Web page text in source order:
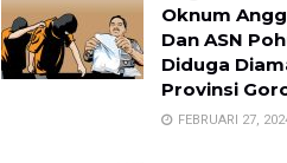
Oknum
Dan ASN
Diduga
Provinsi
FEBRUARI 27,